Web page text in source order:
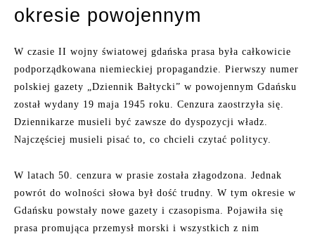
okresie powojennym
W czasie II wojny światowej gdańska prasa była całkowicie
podporządkowana niemieckiej propagandzie. Pierwszy numer
polskiej gazety „Dziennik Bałtycki” w powojennym Gdańsku
został wydany 19 maja 1945 roku. Cenzura zaostrzyła się.
Dziennikarze musieli być zawsze do dyspozycji władz.
Najczęściej musieli pisać to, co chcieli czytać politycy.
W latach 50. cenzura w prasie została złagodzona. Jednak
powrót do wolności słowa był dość trudny. W tym okresie w
Gdańsku powstały nowe gazety i czasopisma. Pojawiła się
prasa promująca przemysł morski i wszystkich z nim